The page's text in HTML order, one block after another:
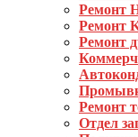
Ремонт
Ремонт
Ремонт
Ремонт
Отдел